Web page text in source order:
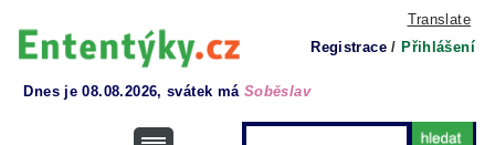
Translate
Registrace / Přihlášení
Dnes je 08.08.2026, svátek má Soběslav